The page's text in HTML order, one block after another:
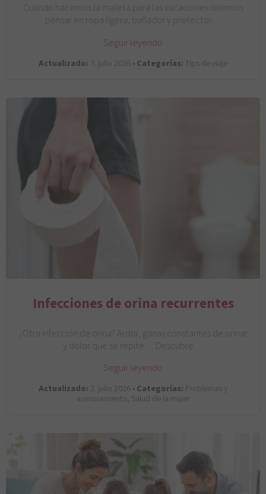
Cuando hacemos la maleta para las vacaciones solemos
pensar en ropa ligera, bañador y protector…
Seguir leyendo
Actualizado: 7. julio 2026 •Categorías: Tips de viaje
Infecciones de orina recurrentes
¿Otra infección de orina? Ardor, ganas constantes de orinar
y dolor que se repite… Descubre…
Seguir leyendo
Actualizado: 2. julio 2026 •Categorías: Problemas y
asesoramiento, Salud de la mujer